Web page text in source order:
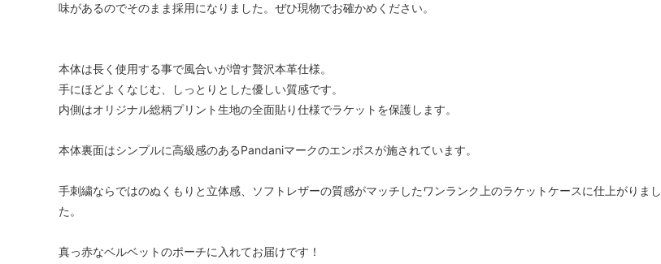
味があるのでそのまま採用になりました。ぜひ現物でお確かめください。
本体は長く使用する事で風合いが増す贅沢本革仕様。
手にほどよくなじむ、しっとりとした優しい質感です。
内側はオリジナル総柄プリント生地の全面貼り仕様でラケットを保護します。
本体裏面はシンプルに高級感のあるPandaniマークのエンボスが施されています。
手刺繍ならではのぬくもりと立体感、ソフトレザーの質感がマッチしたワンランク上のラケットケースに仕上がりまし
た。
真っ赤なベルベットのポーチに入れてお届けです！